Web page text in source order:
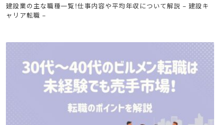
建設キャリア転職 ビル管 電気工事士 危険物 消防設備士
建設業の主な職種一覧！仕事内容や平均年収について解説 – 建設キ
ャリア転職 –